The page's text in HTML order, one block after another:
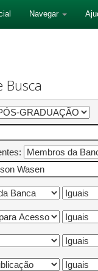
Navegar
Busca